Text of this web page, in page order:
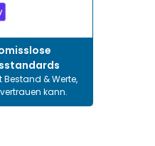
Bestand & Werte,
kann.